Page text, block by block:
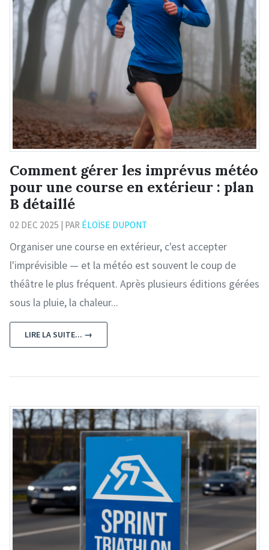
Comment gérer les imprévus météo
pour une course en extérieur : plan
B détaillé
02 DEC 2025 | PAR ÉLOÏSE DUPONT
Organiser une course en extérieur, c'est accepter
l'imprévisible — et la météo est souvent le coup de
théâtre le plus fréquent. Après plusieurs éditions gérées
sous la pluie, la chaleur...
LIRE LA SUITE... →